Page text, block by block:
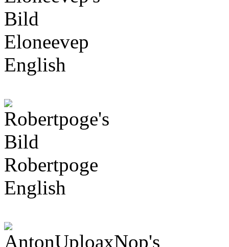
Eloneevep
English
Robertpoge
English